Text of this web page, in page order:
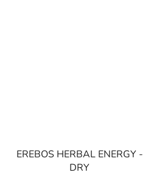
EREBOS HERBAL ENERGY -
DRY